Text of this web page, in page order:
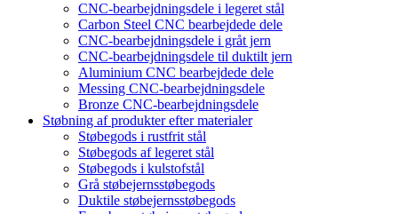
CNC-bearbejdningsdele i legeret stål
Carbon Steel CNC bearbejdede dele
CNC-bearbejdningsdele i gråt jern
CNC-bearbejdningsdele til duktilt jern
Aluminium CNC bearbejdede dele
Messing CNC-bearbejdningsdele
Bronze CNC-bearbejdningsdele
Støbning af produkter efter materialer
Støbegods i rustfrit stål
Støbegods af legeret stål
Støbegods i kulstofstål
Grå støbejernsstøbegods
Duktile støbejernsstøbegods